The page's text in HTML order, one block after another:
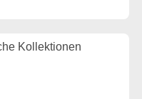
Kollektionen